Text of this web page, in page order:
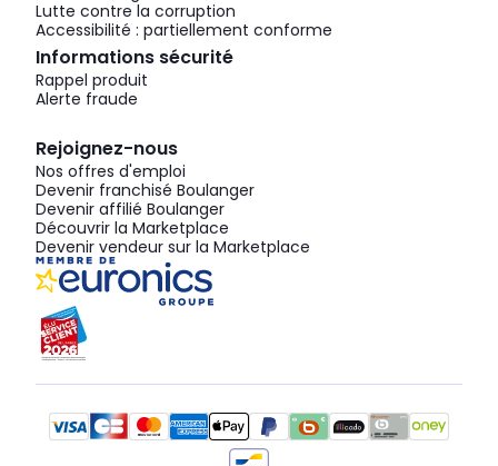
Lutte contre la corruption
Accessibilité : partiellement conforme
Informations sécurité
Rappel produit
Alerte fraude
Rejoignez-nous
Nos offres d'emploi
Devenir franchisé Boulanger
Devenir affilié Boulanger
Découvrir la Marketplace
Devenir vendeur sur la Marketplace